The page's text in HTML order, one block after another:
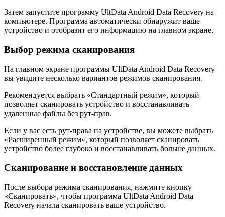
Затем запустите программу UltData Android Data Recovery на
компьютере. Программа автоматически обнаружит ваше
устройство и отобразит его информацию на главном экране.
Выбор режима сканирования
На главном экране программы UltData Android Data Recovery
вы увидите несколько вариантов режимов сканирования.
Рекомендуется выбрать «Стандартный режим», который
позволяет сканировать устройство и восстанавливать
удаленные файлы без рут-прав.
Если у вас есть рут-права на устройстве, вы можете выбрать
«Расширенный режим», который позволяет сканировать
устройство более глубоко и восстанавливать больше данных.
Сканирование и восстановление данных
После выбора режима сканирования, нажмите кнопку
«Сканировать», чтобы программа UltData Android Data
Recovery начала сканировать ваше устройство.